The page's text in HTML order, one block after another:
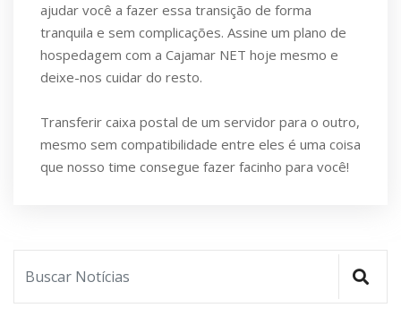
ajudar você a fazer essa transição de forma
tranquila e sem complicações. Assine um plano de
hospedagem com a Cajamar NET hoje mesmo e
deixe-nos cuidar do resto.
Transferir caixa postal de um servidor para o outro,
mesmo sem compatibilidade entre eles é uma coisa
que nosso time consegue fazer facinho para você!